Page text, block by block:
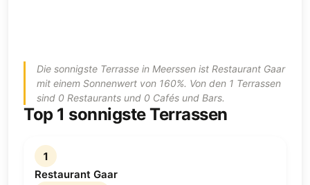
Die sonnigste Terrasse in Meerssen ist Restaurant Gaar
mit einem Sonnenwert von 160%. Von den 1 Terrassen
sind 0 Restaurants und 0 Cafés und Bars.
Top 1 sonnigste Terrassen
1
Restaurant Gaar